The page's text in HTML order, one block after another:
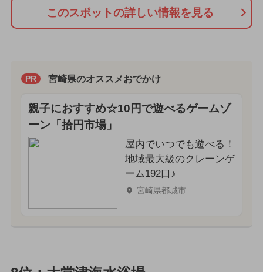
このスポットの詳しい情報を見る
PR 宮崎県のオススメおでかけ
親子におすすめ☆10円で遊べるゲームゾ
ーン「拾円市場」
屋内でいつでも遊べる！
地域最大級のクレーンゲ
ーム192口♪
宮崎県都城市